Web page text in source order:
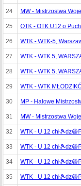
24 MW - Mistrzostwa
25 OTK - OTK U12 o
26 WTK - WTK-5,
27 WTK - WTK 5,
28 WTK - WTK 5,
29 WTK - WTK
30 MP - Halowe
31 MW - Mistrzostwa
32 WTK - U 12
33 WTK - U 12
34 WTK - U 12
35 WTK - U 12